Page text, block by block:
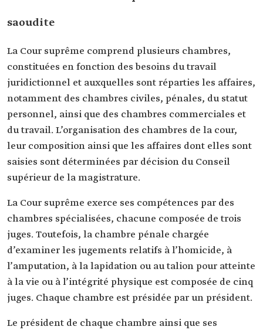
saoudite
La Cour suprême comprend plusieurs chambres,
constituées en fonction des besoins du travail
juridictionnel et auxquelles sont réparties les affaires,
notamment des chambres civiles, pénales, du statut
personnel, ainsi que des chambres commerciales et
du travail. L’organisation des chambres de la cour,
leur composition ainsi que les affaires dont elles sont
saisies sont déterminées par décision du Conseil
supérieur de la magistrature.
La Cour suprême exerce ses compétences par des
chambres spécialisées, chacune composée de trois
juges. Toutefois, la chambre pénale chargée
d’examiner les jugements relatifs à l’homicide, à
l’amputation, à la lapidation ou au talion pour atteinte
à la vie ou à l’intégrité physique est composée de cinq
juges. Chaque chambre est présidée par un président.
Le président de chaque chambre ainsi que ses